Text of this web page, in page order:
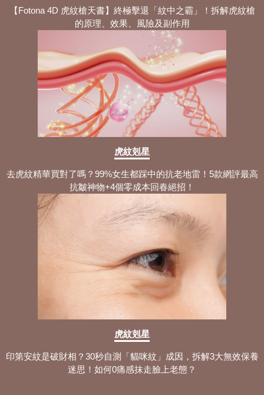
【Fotona 4D 虎紋槍天書】終極擊退「紋中之霸」！拆解虎紋槍
的原理、效果、風險及副作用
虎紋剋星
去虎紋精華買對了嗎？99%女生都踩中的抗老地雷！5款網評最高
抗皺神物+4個零成本回春絕招！
虎紋剋星
印第安紋是破財相？30秒自測「貓咪紋」成因，拆解3大無效保養
迷思！如何0痛感抹走臉上老態？